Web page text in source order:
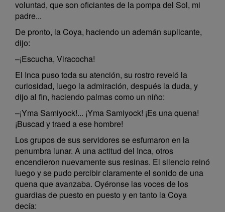
voluntad, que son oficiantes de la pompa del Sol, mi
padre...
De pronto, la Coya, haciendo un ademán suplicante,
dijo:
–¡Escucha, Viracocha!
El Inca puso toda su atención, su rostro reveló la
curiosidad, luego la admiración, después la duda, y
dijo al fin, haciendo palmas como un niño:
–¡Yma Samiyock!... ¡Yma Samiyock! ¡Es una quena!
¡Buscad y traed a ese hombre!
Los grupos de sus servidores se esfumaron en la
penumbra lunar. A una actitud del Inca, otros
encendieron nuevamente sus resinas. El silencio reinó
luego y se pudo percibir claramente el sonido de una
quena que avanzaba. Oyéronse las voces de los
guardias de puesto en puesto y en tanto la Coya
decía: